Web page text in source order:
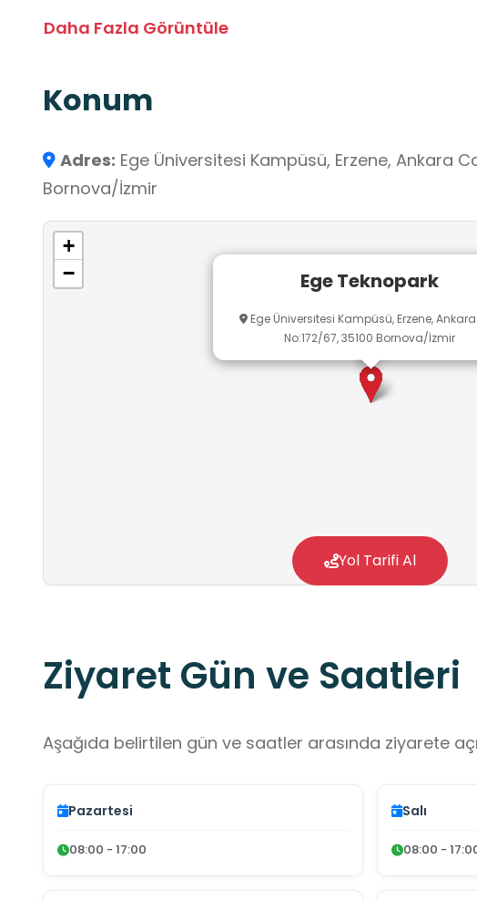
paydaşlar ile işbirliği ve sinerji halinde çalışarak
istihdamın artmasını hedeflemektedir.
Daha Fazla Görüntüle
Konum
Adres: Ege Üniversitesi Kampüsü, Erzene, Ankara
Bornova/İzmir
Ege Teknopark
Ege Üniversitesi Kampüsü, Erzene,
No:172/67, 35100 Bornova/İzmir
+
−
Yol Tarifi Al
Ziyaret Gün ve Saatleri
Aşağıda belirtilen gün ve saatler arasında ziyarete
Pazartesi
08:00 - 17:00
Salı
08:00 -